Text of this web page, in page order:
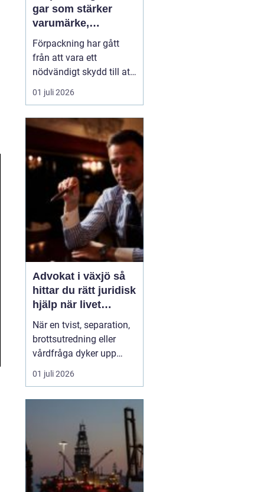
gar som stärker
varumärke,
hållbarhet och
lönsamhet
Förpackning har gått
från att vara ett
nödvändigt skydd till att
bli en central del av
varumärket,
företagets miljöarbete.
När konkurrensen ökar i
både butik och e-handel
behöver företag tänka
strategiskt kring hur
varor packas, t...
01 juli 2026
Advokat i växjö så
hittar du rätt juridisk
hjälp när livet
förändras
När en tvist, separation,
brottsutredning eller
vårdfråga dyker upp
hamnar många i en
situation de aldrig
känns ofta svår, språket
krångligt och
konsekvenserna stora.
Då blir en trygg och
engagerad advokat en
avgörande ski...
01 juli 2026